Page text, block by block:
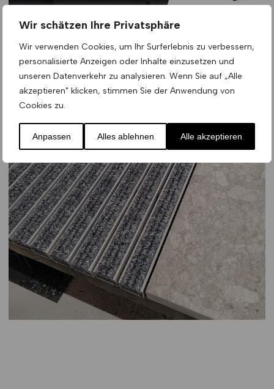
Wir schätzen Ihre Privatsphäre
Wir verwenden Cookies, um Ihr Surferlebnis zu verbessern,
personalisierte Anzeigen oder Inhalte einzusetzen und
unseren Datenverkehr zu analysieren. Wenn Sie auf „Alle
akzeptieren" klicken, stimmen Sie der Anwendung von
Cookies zu.
Anpassen Alles ablehnen Alle akzeptieren